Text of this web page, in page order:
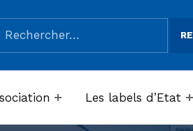
:
Les labels d’Etat